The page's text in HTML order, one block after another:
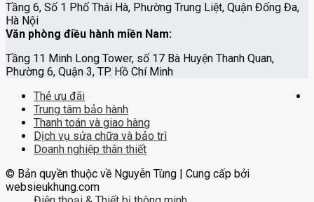
Tầng 6, Số 1 Phố Thái Hà, Phường Trung Liệt, Quận Đống Đa,
Hà Nội
Văn phòng điều hành miền Nam:
Tầng 11 Minh Long Tower, số 17 Bà Huyện Thanh Quan,
Phường 6, Quận 3, TP. Hồ Chí Minh
Thẻ ưu đãi
Trung tâm bảo hành
Thanh toán và giao hàng
Dịch vụ sửa chữa và bảo trì
Doanh nghiệp thân thiết
© Bản quyền thuộc về Nguyễn Tùng | Cung cấp bởi
websieukhung.com